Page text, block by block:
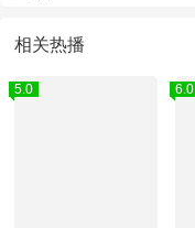
相关热播
5.0 6.0